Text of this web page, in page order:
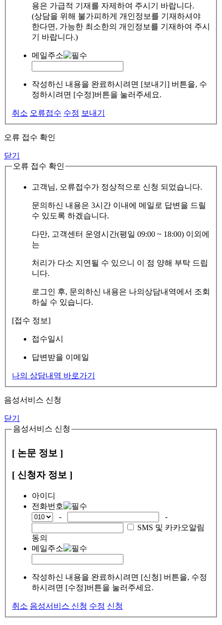
용은 가급적 기재를 자제하여 주시기 바랍니다.
(상담을 위해 불가피하게 개인정보를 기재하셔야
한다면, 가능한 최소한의 개인정보를 기재하여 주시
기 바랍니다.)
메일주소
작성하신 내용을 완료하시려면 [보내기] 버튼을, 수
정하시려면 [수정]버튼을 눌러주세요.
취소 오류접수 수정 보내기
오류 접수 확인
닫기
오류 접수 확인
고객님, 오류접수가 정상적으로 신청 되었습니다.
문의하신 내용은 3시간 이내에 메일로 답변을 드릴
수 있도록 하겠습니다.
다만, 고객센터 운영시간(평일 09:00 ~ 18:00) 이외에
는
처리가 다소 지연될 수 있으니 이 점 양해 부탁 드립
니다.
로그인 후, 문의하신 내용은 나의상담내역에서 조회
하실 수 있습니다.
[접수 정보]
접수일시
답변받을 이메일
나의 상담내역 바로가기
음성서비스 신청
닫기
음성서비스 신청
[ 논문 정보 ]
[ 신청자 정보 ]
아이디
전화번호
-
-
SMS 및 카카오알림
동의
메일주소
작성하신 내용을 완료하시려면 [신청] 버튼을, 수정
하시려면 [수정]버튼을 눌러주세요.
취소 음성서비스 신청 수정 신청